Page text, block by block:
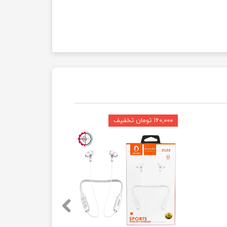
۱۶۰,۰۰۰ تومان تخفیف